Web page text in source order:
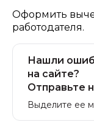
Оформить
работодателя.
Нашли
на сайте?
Отправьте
Выделите ее